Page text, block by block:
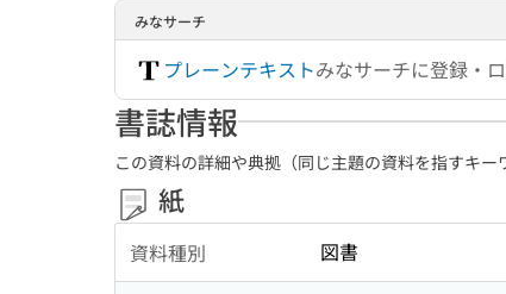
みなサーチ
プレーンテキストみなサーチに登録・
書誌情報
この資料の詳細や典拠（同じ主題の資料を指すキー
紙
資料種別 図書